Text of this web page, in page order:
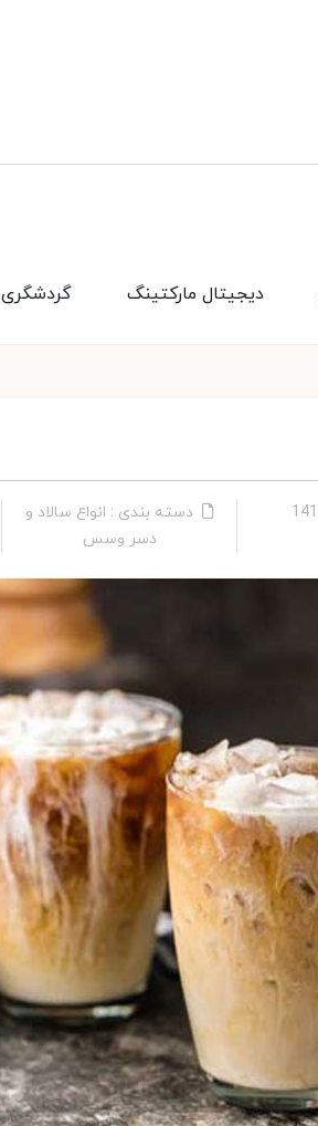
گردشگری دیجیتال مارکتینگ
دسته بندی : انواع سالاد و
دسر وسس